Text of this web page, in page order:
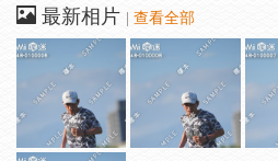
最新相片 查看全部